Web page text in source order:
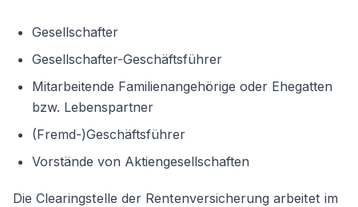
Gesellschafter
Gesellschafter-Geschäftsführer
Mitarbeitende Familienangehörige oder Ehegatten
bzw. Lebenspartner
(Fremd-)Geschäftsführer
Vorstände von Aktiengesellschaften
Die Clearingstelle der Rentenversicherung arbeitet im